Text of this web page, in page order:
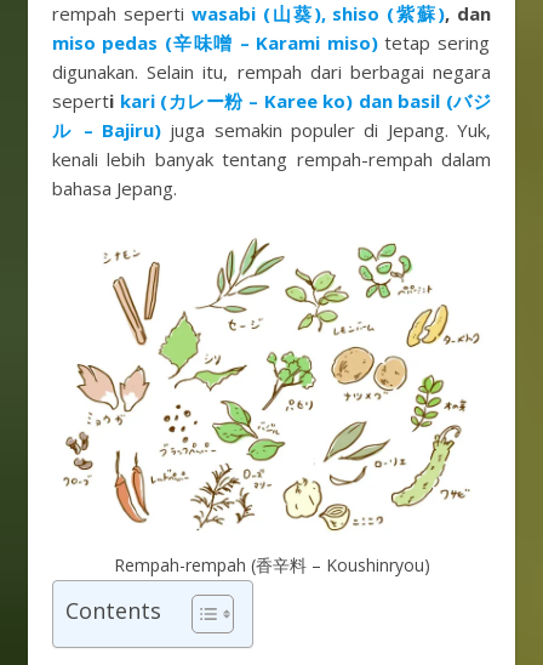
rempah seperti wasabi (山葵), shiso (紫蘇), dan
miso pedas (辛味噌 – Karami miso)tetap sering
digunakan. Selain itu, rempah dari berbagai negara
seperti kari (カレー粉 – Karee ko) dan basil (バジ
ル – Bajiru) juga semakin populer di Jepang. Yuk,
kenali lebih banyak tentang rempah-rempah dalam
bahasa Jepang.
Rempah-rempah (香辛料 – Koushinryou)
Contents